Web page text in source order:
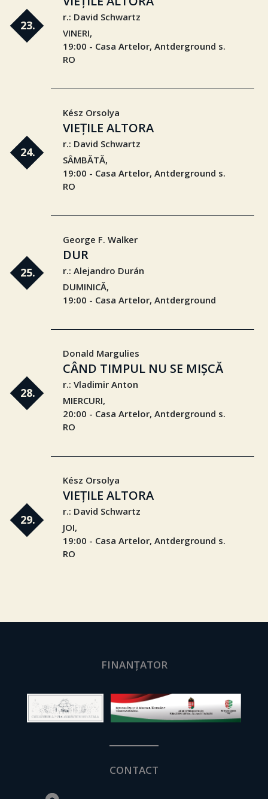
23.
r.: David Schwartz
VINERI,
19:00 - Casa Artelor, Antderground s.
RO
24.
Kész Orsolya
VIEȚILE ALTORA
r.: David Schwartz
SÂMBĂTĂ,
19:00 - Casa Artelor, Antderground s.
RO
25.
George F. Walker
DUR
r.: Alejandro Durán
DUMINICĂ,
19:00 - Casa Artelor, Antderground
28.
Donald Margulies
CÂND TIMPUL NU SE MIȘCĂ
r.: Vladimir Anton
MIERCURI,
20:00 - Casa Artelor, Antderground s.
RO
29.
Kész Orsolya
VIEȚILE ALTORA
r.: David Schwartz
JOI,
19:00 - Casa Artelor, Antderground s.
RO
FINANȚATOR
CONTACT